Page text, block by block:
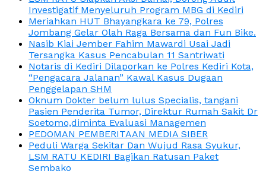
Investigatif Menyeluruh Program MBG di Kediri
Meriahkan HUT Bhayangkara ke 79, Polres
Jombang Gelar Olah Raga Bersama dan Fun Bike.
Nasib Kiai Jember Fahim Mawardi Usai Jadi
Tersangka Kasus Pencabulan 11 Santriwati
Notaris di Kediri Dilaporkan ke Polres Kediri Kota,
“Pengacara Jalanan” Kawal Kasus Dugaan
Penggelapan SHM
Oknum Dokter belum lulus Specialis, tangani
Pasien Penderita Tumor, Direktur Rumah Sakit Dr
Soetomo,diminta Evaluasi Managemen
PEDOMAN PEMBERITAAN MEDIA SIBER
Peduli Warga Sekitar Dan Wujud Rasa Syukur,
LSM RATU KEDIRI Bagikan Ratusan Paket
Sembako